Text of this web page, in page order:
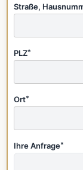
Straße,
PLZ*
Ort*
Ihre Anfrage*